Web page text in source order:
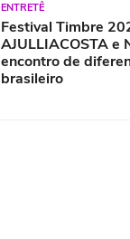
ENTRETÊ
Festival Timbre
AJULLIACOSTA e
encontro de
brasileiro